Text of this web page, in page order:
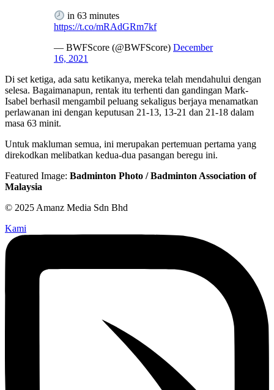
in 63 minutes
https://t.co/mRAdGRm7kf
— BWFScore (@BWFScore) December
16, 2021
Di set ketiga, ada satu ketikanya, mereka telah mendahului dengan
selesa. Bagaimanapun, rentak itu terhenti dan gandingan Mark-
Isabel berhasil mengambil peluang sekaligus berjaya menamatkan
perlawanan ini dengan keputusan 21-13, 13-21 dan 21-18 dalam
masa 63 minit.
Untuk makluman semua, ini merupakan pertemuan pertama yang
direkodkan melibatkan kedua-dua pasangan beregu ini.
Featured Image: Badminton Photo / Badminton Association of
Malaysia
© 2025 Amanz Media Sdn Bhd
Kami